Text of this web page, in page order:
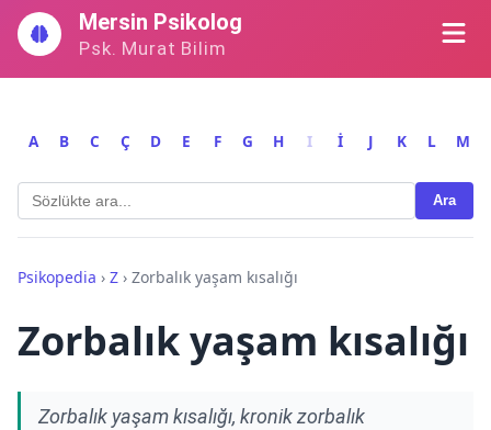
İçeriğe
geç
Mersin Psikolog
Psk. Murat Bilim
A B C Ç D E F G H I İ J K L M
Ara
Psikopedia › Z › Zorbalık yaşam kısalığı
Zorbalık yaşam kısalığı
Zorbalık yaşam kısalığı, kronik zorbalık